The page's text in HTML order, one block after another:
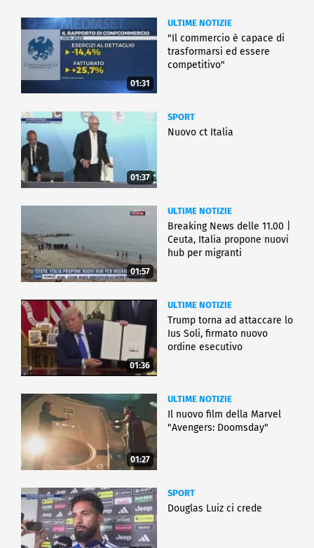
01:31
ULTIME NOTIZIE
"Il commercio è capace di
trasformarsi ed essere
competitivo"
01:37
SPORT
Nuovo ct Italia
01:57
ULTIME NOTIZIE
Breaking News delle 11.00 |
Ceuta, Italia propone nuovi
hub per migranti
01:36
ULTIME NOTIZIE
Trump torna ad attaccare lo
Ius Soli, firmato nuovo
ordine esecutivo
01:27
ULTIME NOTIZIE
Il nuovo film della Marvel
"Avengers: Doomsday"
SPORT
Douglas Luiz ci crede